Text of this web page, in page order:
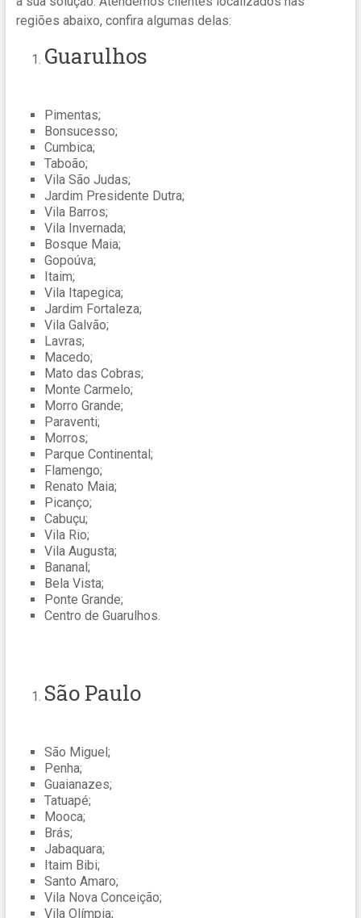
regiões abaixo, confira algumas delas:
Guarulhos
Pimentas;
Bonsucesso;
Cumbica;
Taboão;
Vila São Judas;
Jardim Presidente Dutra;
Vila Barros;
Vila Invernada;
Bosque Maia;
Gopoúva;
Itaim;
Vila Itapegica;
Jardim Fortaleza;
Vila Galvão;
Lavras;
Macedo;
Mato das Cobras;
Monte Carmelo;
Morro Grande;
Paraventi;
Morros;
Parque Continental;
Flamengo;
Renato Maia;
Picanço;
Cabuçu;
Vila Rio;
Vila Augusta;
Bananal;
Bela Vista;
Ponte Grande;
Centro de Guarulhos.
São Paulo
São Miguel;
Penha;
Guaianazes;
Tatuapé;
Mooca;
Brás;
Jabaquara;
Itaim Bibi;
Santo Amaro;
Vila Nova Conceição;
Vila Olímpia;